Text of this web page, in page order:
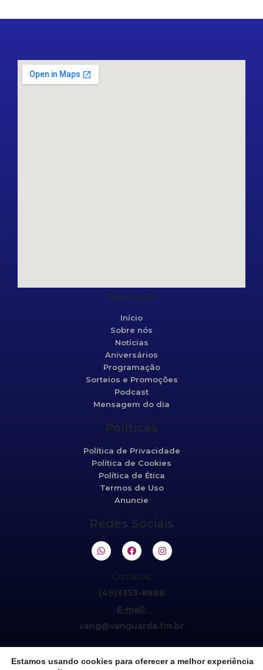
Mapa do site
Início
Sobre nós
Notícias
Aniversários
Programação
Sorteios e Promoções
Podcast
Mensagem do dia
Políticas
Política de Privacidade
Política de Cookies
Política de Ética
Termos de Uso
Anuncie
Redes Sociais
Contatos:
(49)3353-8888
E-mail:
vang@vanguarda.fm.br
Estamos usando cookies para oferecer a melhor experiência